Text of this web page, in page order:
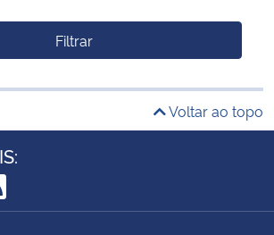
Filtrar
Voltar ao topo